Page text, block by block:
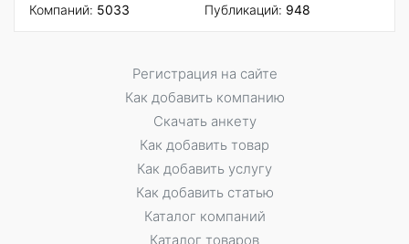
Компаний: 5033
Публикаций: 948
Регистрация на сайте
Как добавить компанию
Скачать анкету
Как добавить товар
Как добавить услугу
Как добавить статью
Каталог компаний
Каталог товаров